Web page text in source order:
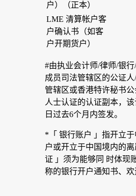
户）（正本）
LME 清算帐户客
户确认书（如客
户开期货户）
#由执业会计师/律师/银
成员司法管辖区的公证
管辖区或香港特许秘书
人士认证的认证副本，
日过去6个月内签发。
*「 银行账户 」指开立
户或开立于中国境内的
证 」须为能够同 时体现
称的银行开户通知书、欢